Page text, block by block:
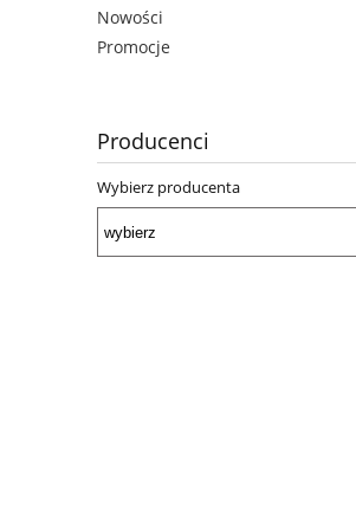
Nowości
Promocje
Producenci
Wybierz producenta